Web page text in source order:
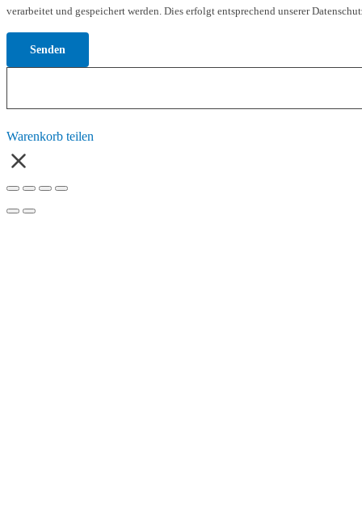
verarbeitet und gespeichert werden. Dies erfolgt entsprechend unserer
Warenkorb teilen